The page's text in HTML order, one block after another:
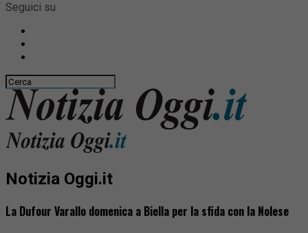
Seguici su
Notizia Oggi.it
La Dufour Varallo domenica a Biella per la sfida con la Nolese